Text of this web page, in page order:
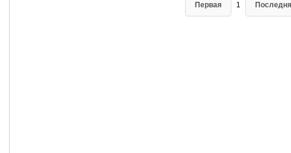
Первая 1